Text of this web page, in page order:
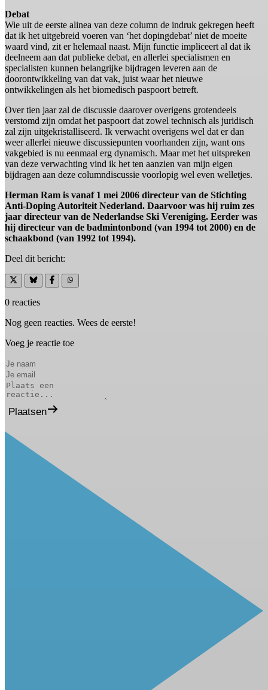
Debat
Wie uit de eerste alinea van deze column de indruk gekregen heeft
dat ik het uitgebreid voeren van ‘het dopingdebat’ niet de moeite
waard vind, zit er helemaal naast. Mijn functie impliceert al dat ik
deelneem aan dat publieke debat, en allerlei specialismen en
specialisten kunnen belangrijke bijdragen leveren aan de
doorontwikkeling van dat vak, juist waar het nieuwe
ontwikkelingen als het biomedisch paspoort betreft.
Over tien jaar zal de discussie daarover overigens grotendeels
verstomd zijn omdat het paspoort dat zowel technisch als juridisch
zal zijn uitgekristalliseerd. Ik verwacht overigens wel dat er dan
weer allerlei nieuwe discussiepunten voorhanden zijn, want ons
vakgebied is nu eenmaal erg dynamisch. Maar met het uitspreken
van deze verwachting vind ik het ten aanzien van mijn eigen
bijdragen aan deze columndiscussie voorlopig wel even welletjes.
Herman Ram is vanaf 1 mei 2006 directeur van de Stichting
Anti-Doping Autoriteit Nederland. Daarvoor was hij ruim zes
jaar directeur van de Nederlandse Ski Vereniging. Eerder was
hij directeur van de badmintonbond (van 1994 tot 2000) en de
schaakbond (van 1992 tot 1994).
Deel dit bericht:
0 reacties
Nog geen reacties. Wees de eerste!
Voeg je reactie toe
Plaatsen